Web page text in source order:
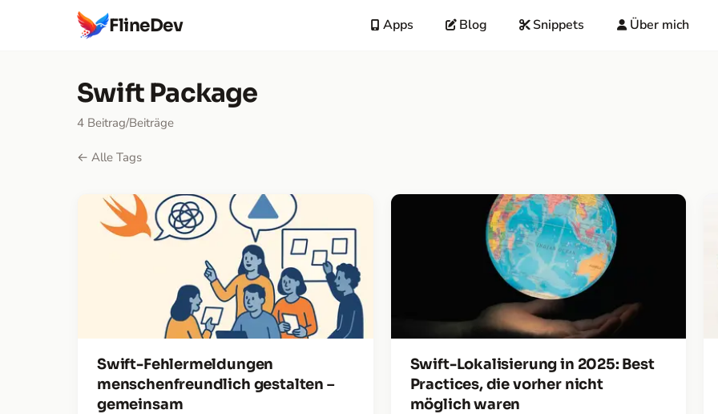
FlineDev Apps Blog Snippets Über mich
Swift Package
4 Beitrag/Beiträge
← Alle Tags
Swift-Fehlermeldungen
menschenfreundlich gestalten –
gemeinsam
Swift-Lokalisierung in 2025: Best
Practices, die vorher nicht
möglich waren